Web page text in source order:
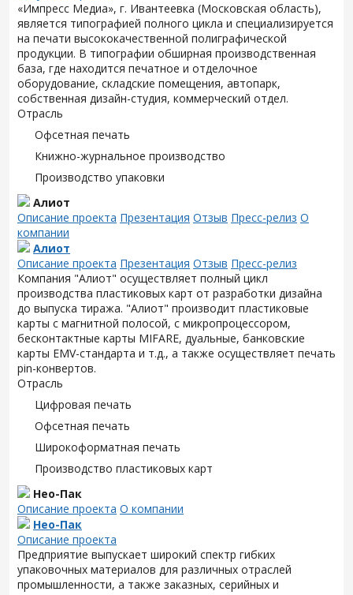
«Импресс Медиа», г. Ивантеевка (Московская область),
является типографией полного цикла и специализируется
на печати высококачественной полиграфической
продукции. В типографии обширная производственная
база, где находится печатное и отделочное
оборудование, складские помещения, автопарк,
собственная дизайн-студия, коммерческий отдел.
Отрасль
Офсетная печать
Книжно-журнальное производство
Производство упаковки
Алиот
Описание проекта Презентация Отзыв Пресс-релиз О
компании
Алиот
Описание проекта Презентация Отзыв Пресс-релиз
Компания "Алиот" осуществляет полный цикл
производства пластиковых карт от разработки дизайна
до выпуска тиража. "Алиот" производит пластиковые
карты с магнитной полосой, с микропроцессором,
бесконтактные карты MIFARE, дуальные, банковские
карты EMV-стандарта и т.д., а также осуществляет печать
pin-конвертов.
Отрасль
Цифровая печать
Офсетная печать
Широкоформатная печать
Производство пластиковых карт
Нео-Пак
Описание проекта О компании
Нео-Пак
Описание проекта
Предприятие выпускает широкий спектр гибких
упаковочных материалов для различных отраслей
промышленности, а также заказных, серийных и